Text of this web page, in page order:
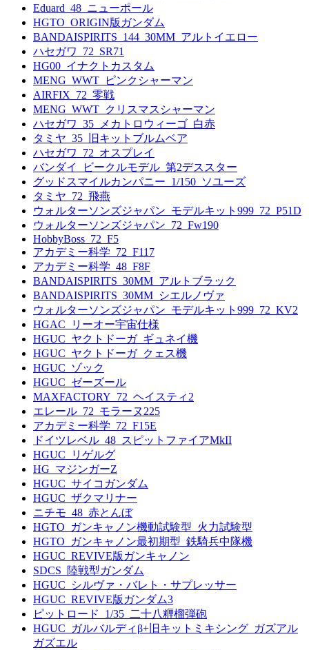
Eduard_48_ニューポール
HGTO_ORIGIN版ガンダム
BANDAISPIRITS_144_30MM_アルトイエロー
ハセガワ_72_SR71
HG00_イナクトカスタム
MENG_WWT_ピンクシャーマン
AIRFIX_72_零戦
MENG_WWT_クリスマスシャーマン
ハセガワ_35_メカトロウィーゴ_白赤
タミヤ_35_旧キットブルムベア
ハセガワ_72_オスプレイ
バンダイ_ビークルモデル_第2デススター
グッドスマイルカンパニー_1/150_ソユーズ
タミヤ_72_飛燕
ウォルターソンズジャパン_モデルキット999_72_P51D
ウォルターソンズジャパン_72_Fw190
HobbyBoss_72_F5
アカデミー科学_72_F117
アカデミー科学_48_F8F
BANDAISPIRITS_30MM_アルトブラック
BANDAISPIRITS_30MM_シエルノヴァ
ウォルターソンズジャパン_モデルキット999_72_KV2
HGAC_リーオー宇宙仕様
HGUC_ヤクトドーガ_ギュネイ機
HGUC_ヤクトドーガ_クェス機
HGUC_ゾック
HGUC_ゼーズール
MAXFACTORY_72_ヘイスティ2
エレール_72_モラーヌ225
アカデミー科学_72_F15E
ドイツレベル_48_スピットファイアMkII
HGUC_リゲルグ
HG_マジンガーZ
HGUC_サイコガンダム
HGUC_ザクマリナー
ニチモ_48_赤とんぼ
HGTO_ガンキャノン機動試験型_火力試験型
HGTO_ガンキャノン最初期型_鉄騎兵中隊機
HGUC_REVIVE版ガンキャノン
SDCS_陸戦型ガンダム
HGUC_シルヴァ・バレト・サプレッサー
HGUC_REVIVE版ガンダム3
ピットロード_1/35_二十八糎榴弾砲
HGUC_ガルバルディβ+旧キットミキシング_ガズアル
ガズエル